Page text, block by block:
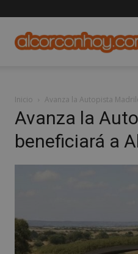
Inicio Avanza la Autopista
Avanza la
beneficiará a